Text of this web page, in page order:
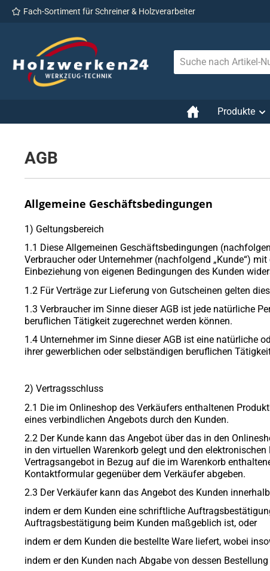
Hauptinhalt springen
Zur Suche springen
Zur Hauptnavigation springen
Fach-Sortiment für Schreiner & Holzverarbeiter
Produkte
AGB
Allgemeine Geschäftsbedingungen
1) Geltungsbereich
1.1 Diese Allgemeinen Geschäftsbedingungen
Verbraucher oder Unternehmer (nachfolgend „Kunde“)
Einbeziehung von eigenen Bedingungen des Kunden
1.2 Für Verträge zur Lieferung von Gutscheinen gelten
1.3 Verbraucher im Sinne dieser AGB ist jede natürliche
beruflichen Tätigkeit zugerechnet werden können.
1.4 Unternehmer im Sinne dieser AGB ist eine natürliche
ihrer gewerblichen oder selbständigen beruflichen
2) Vertragsschluss
2.1 Die im Onlineshop des Verkäufers enthaltenen
eines verbindlichen Angebots durch den Kunden.
2.2 Der Kunde kann das Angebot über das in den
in den virtuellen Warenkorb gelegt und den
Vertragsangebot in Bezug auf die im Warenkorb
Kontaktformular gegenüber dem Verkäufer abgeben.
2.3 Der Verkäufer kann das Angebot des Kunden
indem er dem Kunden eine schriftliche
Auftragsbestätigung beim Kunden maßgeblich ist, oder
indem er dem Kunden die bestellte Ware liefert, wobei
indem er den Kunden nach Abgabe von dessen